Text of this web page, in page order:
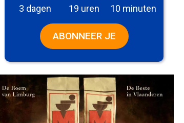
3 dagen 19 uren 10 minuten
ABONNEER JE